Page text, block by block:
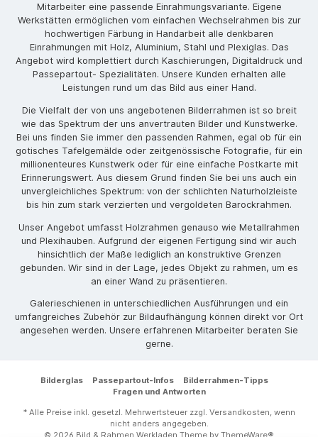
Mitarbeiter eine passende Einrahmungsvariante. Eigene
Werkstätten ermöglichen vom einfachen Wechselrahmen bis zur
hochwertigen Färbung in Handarbeit alle denkbaren
Einrahmungen mit Holz, Aluminium, Stahl und Plexiglas. Das
Angebot wird komplettiert durch Kaschierungen, Digitaldruck und
Passepartout- Spezialitäten. Unsere Kunden erhalten alle
Leistungen rund um das Bild aus einer Hand.
Die Vielfalt der von uns angebotenen Bilderrahmen ist so breit
wie das Spektrum der uns anvertrauten Bilder und Kunstwerke.
Bei uns finden Sie immer den passenden Rahmen, egal ob für ein
gotisches Tafelgemälde oder zeitgenössische Fotografie, für ein
millionenteures Kunstwerk oder für eine einfache Postkarte mit
Erinnerungswert. Aus diesem Grund finden Sie bei uns auch ein
unvergleichliches Spektrum: von der schlichten Naturholzleiste
bis hin zum stark verzierten und vergoldeten Barockrahmen.
Unser Angebot umfasst Holzrahmen genauso wie Metallrahmen
und Plexihauben. Aufgrund der eigenen Fertigung sind wir auch
hinsichtlich der Maße lediglich an konstruktive Grenzen
gebunden. Wir sind in der Lage, jedes Objekt zu rahmen, um es
an einer Wand zu präsentieren.
Galerieschienen in unterschiedlichen Ausführungen und ein
umfangreiches Zubehör zur Bildaufhängung können direkt vor Ort
angesehen werden. Unsere erfahrenen Mitarbeiter beraten Sie
gerne.
Bilderglas Passepartout-Infos
Bilderrahmen-Tipps
Fragen und Antworten
* Alle Preise inkl. gesetzl. Mehrwertsteuer zzgl. Versandkosten, wenn
nicht anders angegeben.
© 2026 Bild & Rahmen Werkladen Theme by ThemeWare®